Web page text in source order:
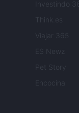
Investindo
Think.es
Viajar 365
ES Newz
Pet Story
Encocina